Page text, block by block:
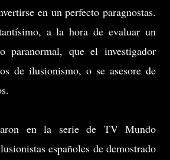
en un perfecto paragnostas.
a la hora de evaluar un
paranormal, que el investigador
de ilusionismo, o se asesore de
en la serie de TV Mundo
españoles de demostrado